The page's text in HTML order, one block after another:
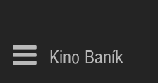
Kino Baník